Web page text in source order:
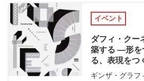
イベント
ダフィ・クー
築する ―形を
る、表現を
ギンザ・グラフ